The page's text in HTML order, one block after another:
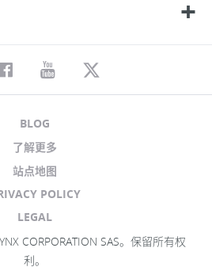
CORPORATION SAS。保留所有权
利。
BLOG
了解更多
站点地图
POLICY
LEGAL